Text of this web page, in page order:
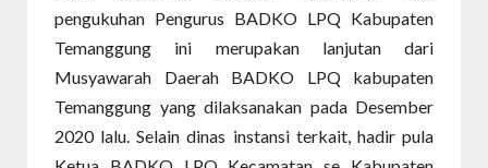
pengukuhan Pengurus BADKO LPQ Kabupaten
Temanggung ini merupakan lanjutan dari
Musyawarah Daerah BADKO LPQ kabupaten
Temanggung yang dilaksanakan pada Desember
2020 lalu. Selain dinas instansi terkait, hadir pula